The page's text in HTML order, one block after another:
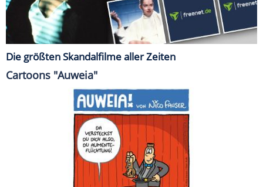
Die größten Skandalfilme aller Zeiten
Cartoons "Auweia"